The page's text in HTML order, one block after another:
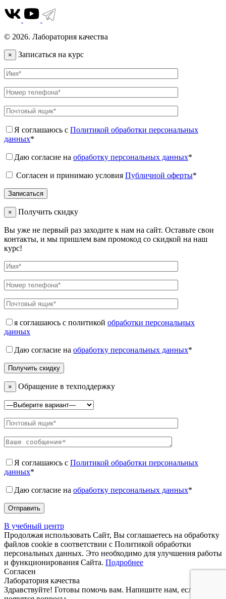
© 2026. Лаборатория качества
× Записаться на курс
Я соглашаюсь с Политикой обработки персональных
данных*
Даю согласие на обработку персональных данных*
Согласен и принимаю условия Публичной оферты*
× Получить скидку
Вы уже не первый раз заходите к нам на сайт. Оставьте свои
контакты, и мы пришлем вам промокод со скидкой на наш
курс!
я соглашаюсь с политикой обработки персональных
данных
Даю согласие на обработку персональных данных*
× Обращение в техподдержку
Я соглашаюсь с Политикой обработки персональных
данных*
Даю согласие на обработку персональных данных*
В учебный центр
Продолжая использовать Сайт, Вы соглашаетесь на обработку
файлов cookie в соответствии с Политикой обработки
персональных данных. Это необходимо для улучшения работы
и функционирования Сайта. Подробнее
Согласен
Лаборатория качества
Здравствуйте! Готовы помочь вам. Напишите нам, если у вас